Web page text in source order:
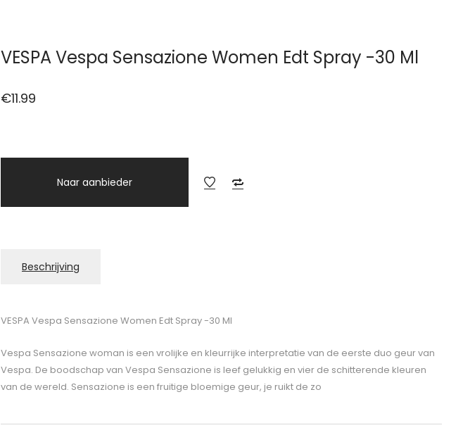
VESPA Vespa Sensazione Women Edt Spray -30 Ml
€11.99
Naar aanbieder
Beschrijving
VESPA Vespa Sensazione Women Edt Spray -30 Ml
Vespa Sensazione woman is een vrolijke en kleurrijke interpretatie van de eerste duo geur van
Vespa. De boodschap van Vespa Sensazione is leef gelukkig en vier de schitterende kleuren
van de wereld. Sensazione is een fruitige bloemige geur, je ruikt de zo